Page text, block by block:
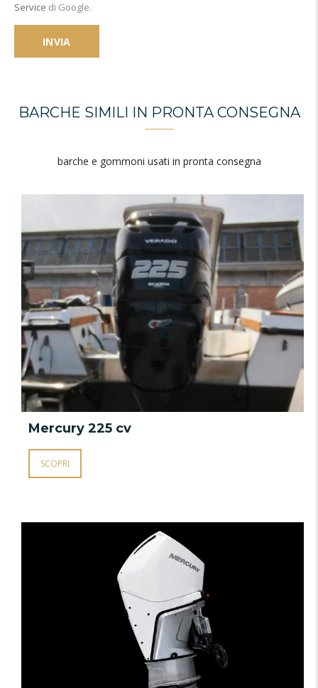
Service di Google.
BARCHE SIMILI IN PRONTA CONSEGNA
barche e gommoni usati in pronta consegna
Mercury 225 cv
SCOPRI